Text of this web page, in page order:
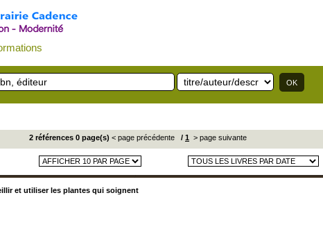
2 références 0 page(s) < page précédente / 1 > page suivante
et utiliser les plantes qui soignent